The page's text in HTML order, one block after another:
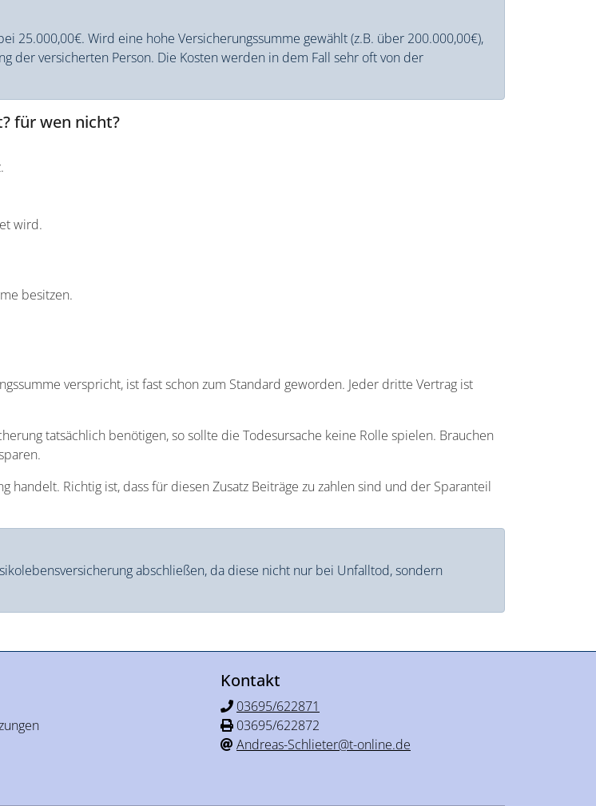
25.000,00€. Wird eine hohe Versicherungssumme gewählt (z.B. über 200.000,00€),
der versicherten Person. Die Kosten werden in dem Fall sehr oft von der
für wen nicht?
wird.
besitzen.
verspricht, ist fast schon zum Standard geworden. Jeder dritte Vertrag ist
tatsächlich benötigen, so sollte die Todesursache keine Rolle spielen. Brauchen
handelt. Richtig ist, dass für diesen Zusatz Beiträge zu zahlen sind und der Sparanteil
abschließen, da diese nicht nur bei Unfalltod, sondern
Kontakt
03695/622871
03695/622872
Andreas-Schlieter@t-online.de